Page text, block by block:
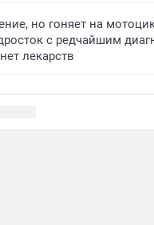
но гоняет на
с редчайшим
лекарств